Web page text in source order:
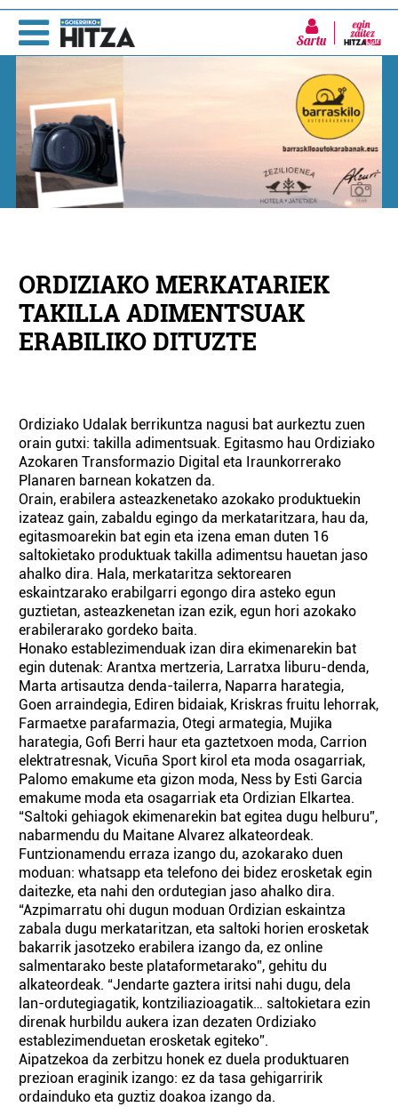
Sartu
ORDIZIAKO MERKATARIEK
TAKILLA ADIMENTSUAK
ERABILIKO DITUZTE
Ordiziako Udalak berrikuntza nagusi bat aurkeztu zuen
orain gutxi: takilla adimentsuak. Egitasmo hau Ordiziako
Azokaren Transformazio Digital eta Iraunkorrerako
Planaren barnean kokatzen da.
Orain, erabilera asteazkenetako azokako produktuekin
izateaz gain, zabaldu egingo da merkataritzara, hau da,
egitasmoarekin bat egin eta izena eman duten 16
saltokietako produktuak takilla adimentsu hauetan jaso
ahalko dira. Hala, merkataritza sektorearen
eskaintzarako erabilgarri egongo dira asteko egun
guztietan, asteazkenetan izan ezik, egun hori azokako
erabilerarako gordeko baita.
Honako establezimenduak izan dira ekimenarekin bat
egin dutenak: Arantxa mertzeria, Larratxa liburu-denda,
Marta artisautza denda-tailerra, Naparra harategia,
Goen arraindegia, Ediren bidaiak, Kriskras fruitu lehorrak,
Farmaetxe parafarmazia, Otegi armategia, Mujika
harategia, Gofi Berri haur eta gaztetxoen moda, Carrion
elektratresnak, Vicuña Sport kirol eta moda osagarriak,
Palomo emakume eta gizon moda, Ness by Esti Garcia
emakume moda eta osagarriak eta Ordizian Elkartea.
“Saltoki gehiagok ekimenarekin bat egitea dugu helburu”,
nabarmendu du Maitane Alvarez alkateordeak.
Funtzionamendu erraza izango du, azokarako duen
moduan: whatsapp eta telefono dei bidez erosketak egin
daitezke, eta nahi den ordutegian jaso ahalko dira.
“Azpimarratu ohi dugun moduan Ordizian eskaintza
zabala dugu merkataritzan, eta saltoki horien erosketak
bakarrik jasotzeko erabilera izango da, ez online
salmentarako beste plataformetarako”, gehitu du
alkateordeak. “Jendarte gaztera iritsi nahi dugu, dela
lan-ordutegiagatik, kontziliazioagatik… saltokietara ezin
direnak hurbildu aukera izan dezaten Ordiziako
establezimenduetan erosketak egiteko”.
Aipatzekoa da zerbitzu honek ez duela produktuaren
prezioan eraginik izango: ez da tasa gehigarririk
ordainduko eta guztiz doakoa izango da.